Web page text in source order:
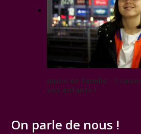
Japon en famille : 7
vos enfants !
On parle de nous !